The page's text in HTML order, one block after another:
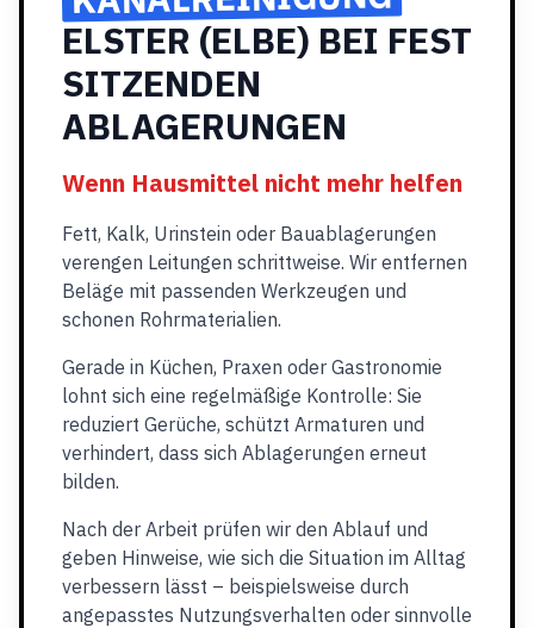
ELSTER (ELBE) BEI FEST
SITZENDEN
ABLAGERUNGEN
Wenn Hausmittel nicht mehr helfen
Fett, Kalk, Urinstein oder Bauablagerungen
verengen Leitungen schrittweise. Wir entfernen
Beläge mit passenden Werkzeugen und
schonen Rohrmaterialien.
Gerade in Küchen, Praxen oder Gastronomie
lohnt sich eine regelmäßige Kontrolle: Sie
reduziert Gerüche, schützt Armaturen und
verhindert, dass sich Ablagerungen erneut
bilden.
Nach der Arbeit prüfen wir den Ablauf und
geben Hinweise, wie sich die Situation im Alltag
verbessern lässt – beispielsweise durch
angepasstes Nutzungsverhalten oder sinnvolle